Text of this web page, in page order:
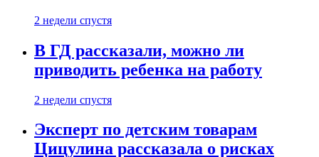
2 недели спустя
В ГД рассказали, можно ли
приводить ребенка на работу
2 недели спустя
Эксперт по детским товарам
Цицулина рассказала о рисках